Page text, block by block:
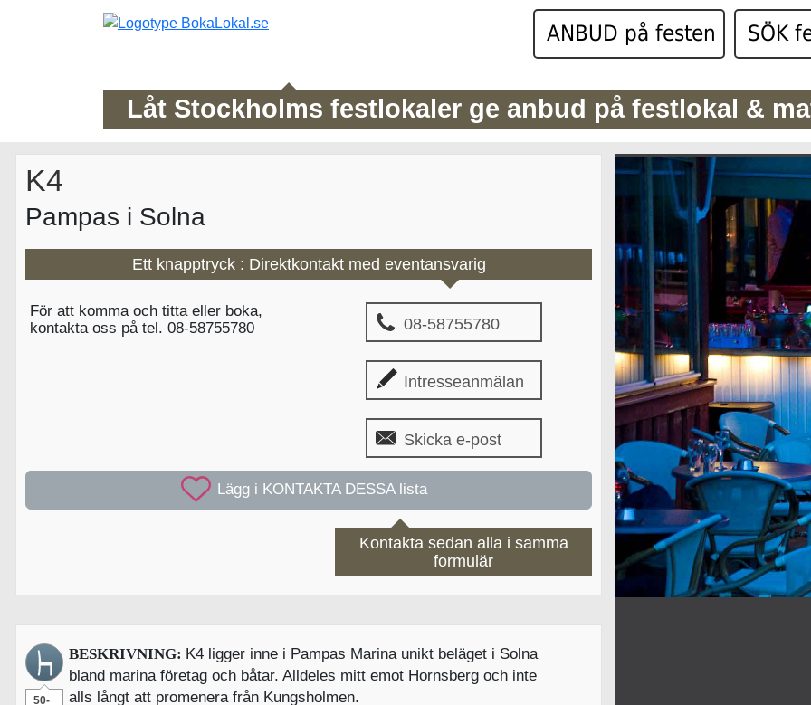
ANBUD på festen SÖK
Låt Stockholms festlokaler ge anbud på festlokal &
K4
Pampas i Solna
Ett knapptryck : Direktkontakt med eventansvarig
08-58755780
Intresseanmälan
Skicka e-post
För att komma och titta eller boka,
kontakta oss på tel. 08-58755780
Kontakta sedan alla i samma
formulär
50-
BESKRIVNING: K4 ligger inne i Pampas Marina unikt beläget i Solna
bland marina företag och båtar. Alldeles mitt emot Hornsberg och inte
alls långt att promenera från Kungsholmen.